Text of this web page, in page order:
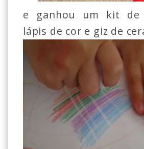
e ganhou um kit de
lápis de cor e giz de